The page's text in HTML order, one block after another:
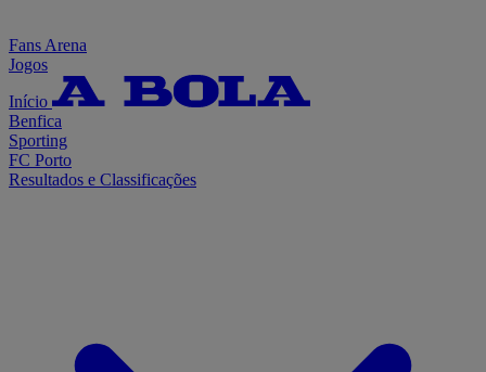
Fans Arena
Jogos
Início
Benfica
Sporting
FC Porto
Resultados e Classificações